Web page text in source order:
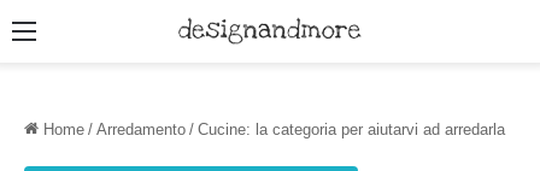
Menu
Home / Arredamento / Cucine: la categoria per aiutarvi ad arredarla